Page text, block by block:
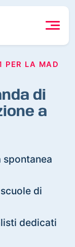
PER LA MAD
di
a
spontanea
di
dedicati